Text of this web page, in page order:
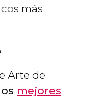
más
Arte de
mejores